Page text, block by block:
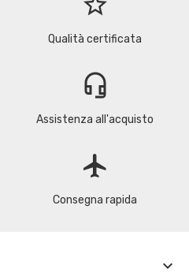
Qualità certificata
headset_mic
Assistenza all'acquisto
flight
Consegna rapida
